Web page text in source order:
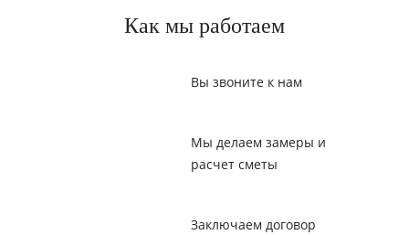
Как мы работаем
Вы звоните к нам
Мы делаем замеры и
расчет сметы
Заключаем договор